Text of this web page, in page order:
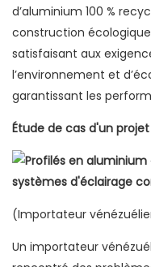
d’aluminium 100 %
construction
satisfaisant aux
l’environnement et
garantissant les
Étude de cas d'un
(Importateur
Un importateur